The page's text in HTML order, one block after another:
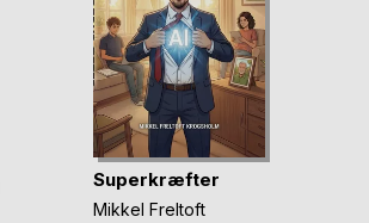
Superkræfter
Mikkel Freltoft